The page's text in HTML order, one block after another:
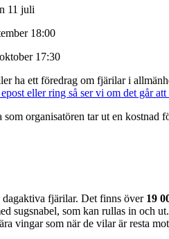
11 juli
18:00
17:30
ha ett föredrag om fjärilar i
eller ring så ser vi om det går att
som organisatören tar ut en kostnad
dagaktiva fjärilar. Det finns över 19
sugsnabel, som kan rullas in och
vingar som när de vilar är resta